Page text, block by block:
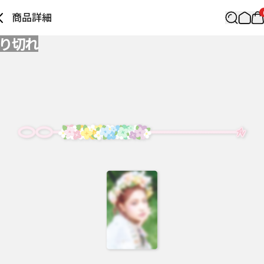
商品詳細
切れ